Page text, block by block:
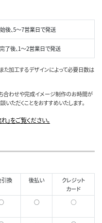
後、5～7営業日で発送
了後、1～2営業日で発送
た加工するデザインによって必要日数は
合わせや完成イメージ制作のお時間が
ただくことをおすすめいたします。
をご覧ください。
引換 後払い
クレジット
カード
○ ◯